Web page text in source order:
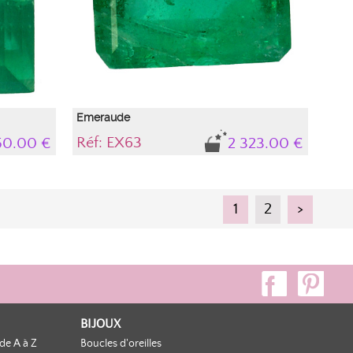
€
Emeraude
2 323.00 €
Réf: EX63
(Médium foncé), avec très peu d'inclusions, de type
"solidequi n'altèrent en rien la durabilité de la pierre
et son esthétique, elles font parties intégrantes de
1 2 >
A à Z
BIJOUX
Boucles d'oreilles